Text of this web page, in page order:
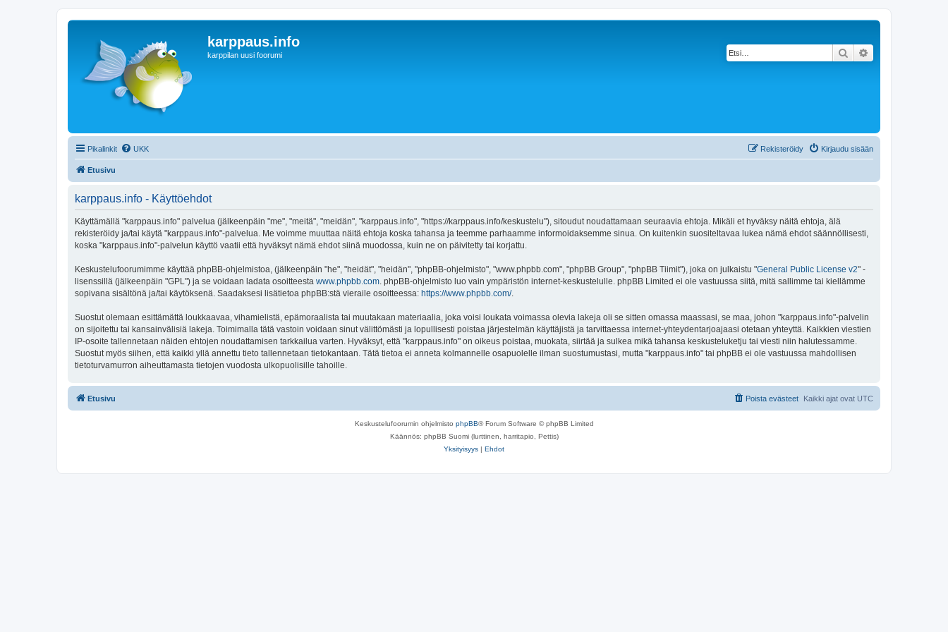
karppaus.info
karppilan uusi foorumi Etsi
Pikalinkit UKK Kirjaudu sisään
Rekisteröidy
Etusivu
karppaus.info - Käyttöehdot
Käyttämällä "karppaus.info" palvelua (jälkeenpäin "me", "meitä", "meidän", "karppaus.info", "https://karppaus.info/keskustelu"), sitoudut noudattamaan seuraavia ehtoja. Mikäli et hyväksy näitä ehtoja, älä
rekisteröidy ja/tai käytä "karppaus.info"-palvelua. Me voimme muuttaa näitä ehtoja koska tahansa ja teemme parhaamme informoidaksemme sinua. On kuitenkin suositeltavaa lukea nämä ehdot säännöllisesti,
koska "karppaus.info"-palvelun käyttö vaatii että hyväksyt nämä ehdot siinä muodossa, kuin ne on päivitetty tai korjattu.
Keskustelufoorumimme käyttää phpBB-ohjelmistoa, (jälkeenpäin "he", "heidät", "heidän", "phpBB-ohjelmisto", "www.phpbb.com", "phpBB Group", "phpBB Tiimit"), joka on julkaistu "General Public License v2" -
lisenssillä (jälkeenpäin "GPL") ja se voidaan ladata osoitteesta www.phpbb.com. phpBB-ohjelmisto luo vain ympäristön internet-keskustelulle. phpBB Limited ei ole vastuussa siitä, mitä sallimme tai kiellämme
sopivana sisältönä ja/tai käytöksenä. Saadaksesi lisätietoa phpBB:stä vieraile osoitteessa: https://www.phpbb.com/.
Suostut olemaan esittämättä loukkaavaa, vihamielistä, epämoraalista tai muutakaan materiaalia, joka voisi loukata voimassa olevia lakeja oli se sitten omassa maassasi, se maa, johon "karppaus.info"-palvelin
on sijoitettu tai kansainvälisiä lakeja. Toimimalla tätä vastoin voidaan sinut välittömästi ja lopullisesti poistaa järjestelmän käyttäjistä ja tarvittaessa internet-yhteydentarjoajaasi otetaan yhteyttä. Kaikkien viestien
IP-osoite tallennetaan näiden ehtojen noudattamisen tarkkailua varten. Hyväksyt, että "karppaus.info" on oikeus poistaa, muokata, siirtää ja sulkea mikä tahansa keskusteluketju tai viesti niin halutessamme.
Suostut myös siihen, että kaikki yllä annettu tieto tallennetaan tietokantaan. Tätä tietoa ei anneta kolmannelle osapuolelle ilman suostumustasi, mutta "karppaus.info" tai phpBB ei ole vastuussa mahdollisen
tietoturvamurron aiheuttamasta tietojen vuodosta ulkopuolisille tahoille.
Etusivu Kaikki ajat ovat UTC
Poista evästeet
Keskustelufoorumin ohjelmisto phpBB® Forum Software © phpBB Limited
Käännös: phpBB Suomi (lurttinen, harritapio, Pettis)
Yksityisyys | Ehdot